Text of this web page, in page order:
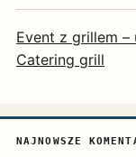
Event z grillem –
Catering grill
NAJNOWSZE